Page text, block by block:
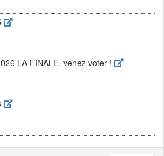
LA FINALE, venez voter !